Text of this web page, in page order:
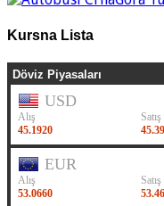
Kursna Lista